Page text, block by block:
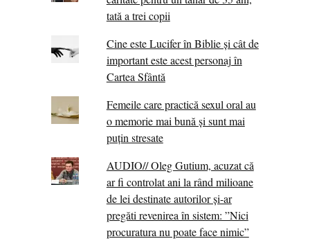
tată a trei copii
Cine este Lucifer în Biblie și cât de
important este acest personaj în
Cartea Sfântă
Femeile care practică sexul oral au
o memorie mai bună și sunt mai
puțin stresate
AUDIO// Oleg Gutium, acuzat că
ar fi controlat ani la rând milioane
de lei destinate autorilor și-ar
pregăti revenirea în sistem: ”Nici
procuratura nu poate face nimic”